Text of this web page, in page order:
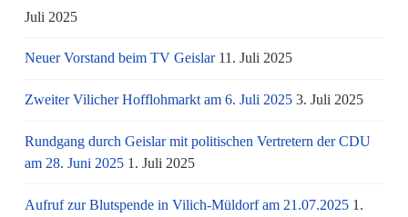
Juli 2025
Neuer Vorstand beim TV Geislar 11. Juli 2025
Zweiter Vilicher Hofflohmarkt am 6. Juli 2025 3. Juli 2025
Rundgang durch Geislar mit politischen Vertretern der CDU
am 28. Juni 2025 1. Juli 2025
Aufruf zur Blutspende in Vilich-Müldorf am 21.07.2025 1.